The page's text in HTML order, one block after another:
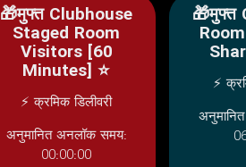
🎁मुफ्त Clubhouse
Staged Room
Visitors [60
Minutes] ⭐
⚡ क्रमिक डिलीवरी
अनुमानित अनलॉक समय:
00:00:00
🎁मुफ्त
⚡